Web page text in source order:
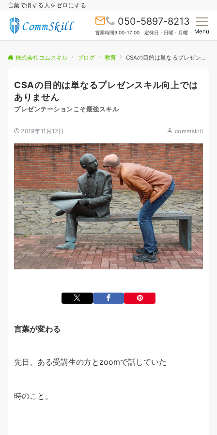
言葉で損する人をゼロにする
050-5897-8213
営業時間9:00-17:00 定休日：日曜・月曜 Menu
株式会社コムスキル ブログ 教育 CSAの目的は単なるプレゼンスキル向上ではありません
CSAの目的は単なるプレゼンスキル向上では
ありません
プレゼンテーションこそ最強スキル
2019年11月12日 commskill
言葉が変わる
先日、ある受講生の方とzoomで話していた
時のこと。